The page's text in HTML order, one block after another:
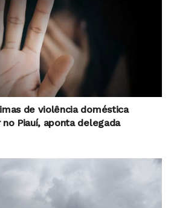
de violência doméstica
Piauí, aponta delegada